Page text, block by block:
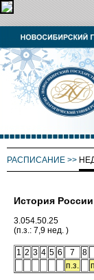
РАСПИСАНИЕ >>
История России
3.054.50.25
(п.з.: 7,9 нед. )
1 2 3 4 5 6 7 8
п.з.